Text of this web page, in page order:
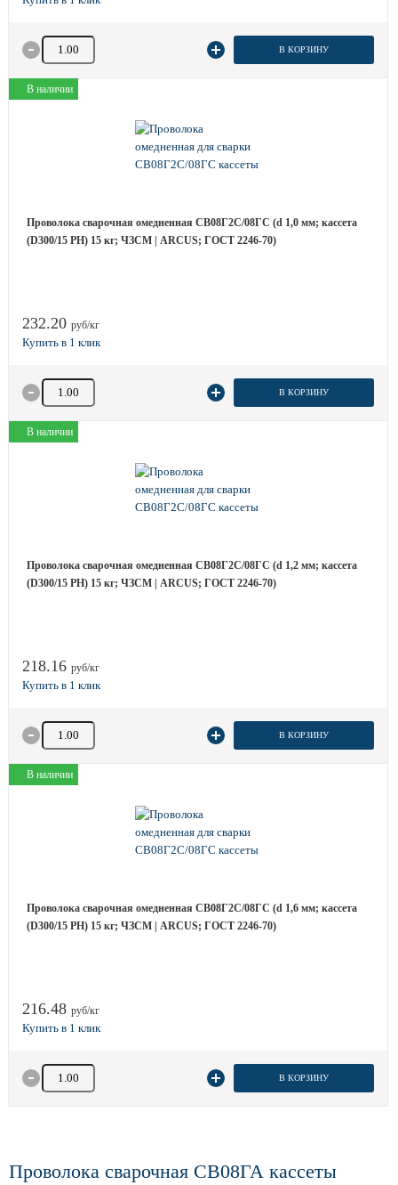
Количество товара В КОРЗИНУ
В наличии
Проволока сварочная омедненная СВ08Г2С/08ГС (d 1,0 мм; кассета
(D300/15 РН) 15 кг; ЧЗСМ | ARCUS; ГОСТ 2246-70)
232.20 руб/кг
Количество товара В КОРЗИНУ
В наличии
Проволока сварочная омедненная СВ08Г2С/08ГС (d 1,2 мм; кассета
(D300/15 РН) 15 кг; ЧЗСМ | ARCUS; ГОСТ 2246-70)
218.16 руб/кг
Количество товара В КОРЗИНУ
В наличии
Проволока сварочная омедненная СВ08Г2С/08ГС (d 1,6 мм; кассета
(D300/15 РН) 15 кг; ЧЗСМ | ARCUS; ГОСТ 2246-70)
216.48 руб/кг
Количество товара В КОРЗИНУ
Проволока сварочная СВ08ГА кассеты